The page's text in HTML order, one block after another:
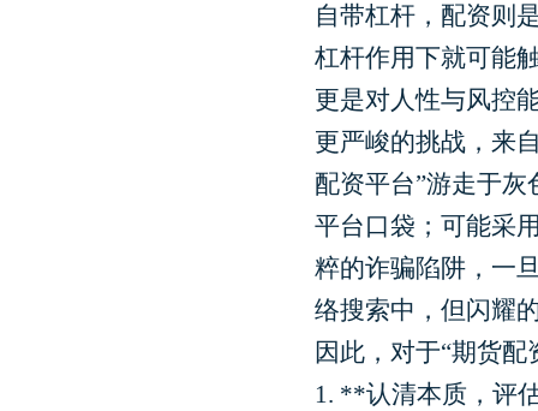
自带杠杆，配资则
杠杆作用下就可能
更是对人性与风控
更严峻的挑战，来
配资平台”游走于
平台口袋；可能采
粹的诈骗陷阱，一
络搜索中，但闪耀
因此，对于“期货
1. **认清本质，评